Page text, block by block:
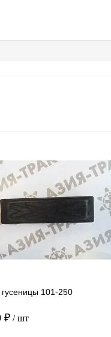
101-250
₽ / шт